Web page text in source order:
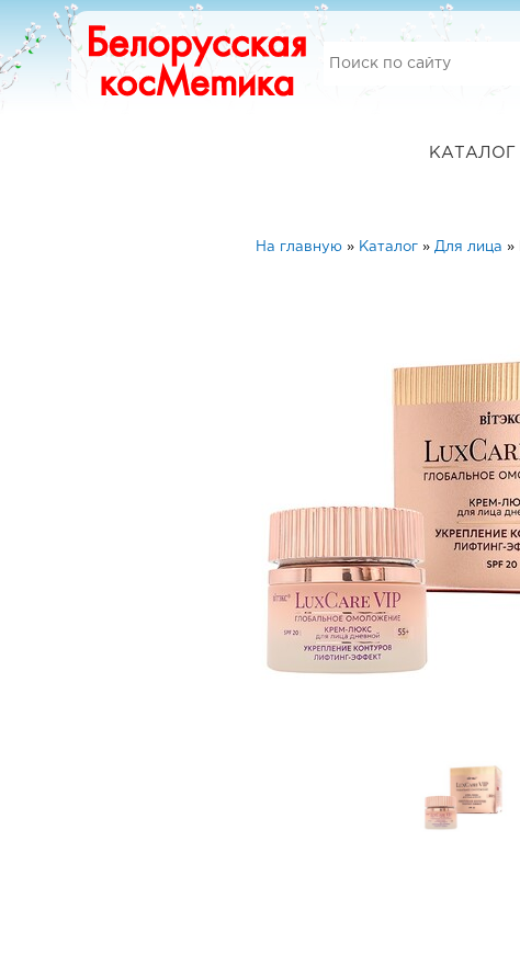
КАТАЛОГ
На главную» Каталог» Для лица »